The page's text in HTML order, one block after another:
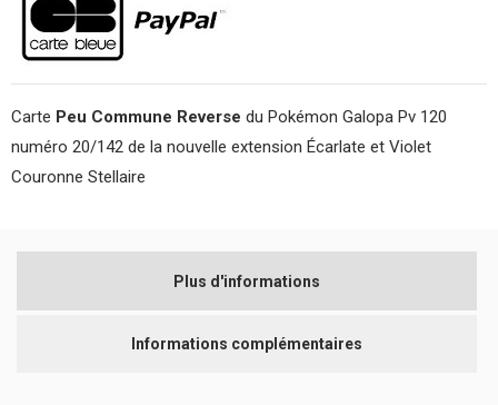
Carte Peu Commune Reverse du Pokémon Galopa Pv 120
numéro 20/142 de la nouvelle extension Écarlate et Violet
Couronne Stellaire
Plus d'informations
Informations complémentaires